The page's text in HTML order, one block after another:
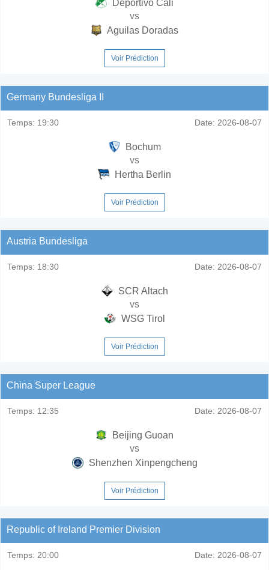
Deportivo Cali
vs
Aguilas Doradas
Voir Prédiction
Germany Bundesliga II
Temps: 19:30 Date: 2026-08-07
Bochum
vs
Hertha Berlin
Voir Prédiction
Austria Bundesliga
Temps: 18:30 Date: 2026-08-07
SCR Altach
vs
WSG Tirol
Voir Prédiction
China Super League
Temps: 12:35 Date: 2026-08-07
Beijing Guoan
vs
Shenzhen Xinpengcheng
Voir Prédiction
Republic of Ireland Premier Division
Temps: 20:00 Date: 2026-08-07